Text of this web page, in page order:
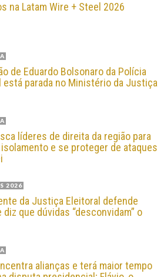
na Latam Wire + Steel 2026
de Eduardo Bolsonaro da Polícia
está parada no Ministério da Justiça
líderes de direita da região para
e se proteger de ataques
2026
da Justiça Eleitoral defende
diz que dúvidas “desconvidam” o
alianças e terá maior tempo